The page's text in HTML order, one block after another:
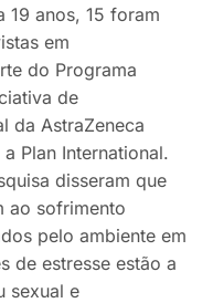
19 anos, 15 foram
em
do Programa
de
da AstraZeneca
Plan International.
disseram que
ao sofrimento
pelo ambiente em
de estresse estão a
sexual e